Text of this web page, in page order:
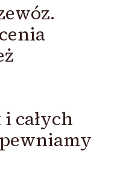
całych